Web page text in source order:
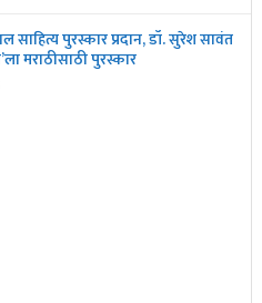
साहित्य पुरस्कार प्रदान, डॉ. सुरेश सावंत
मराठीसाठी पुरस्कार